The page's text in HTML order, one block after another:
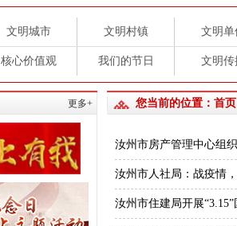
文明城市 文明村镇 文明单
核心价值观 我们的节日 文明传
更多+ 您当前的位置： 首页
汝州市房产管理中心组
汝州市人社局：战疫情
汝州市住建局开展